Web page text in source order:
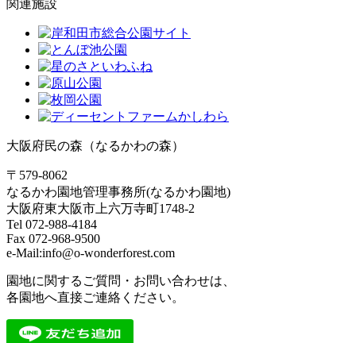
関連施設
大阪府民の森（なるかわの森）
〒579-8062
なるかわ園地管理事務所(なるかわ園地)
大阪府東大阪市上六万寺町1748-2
Tel 072-988-4184
Fax 072-968-9500
e-Mail:info@o-wonderforest.com
園地に関するご質問・お問い合わせは、
各園地へ直接ご連絡ください。